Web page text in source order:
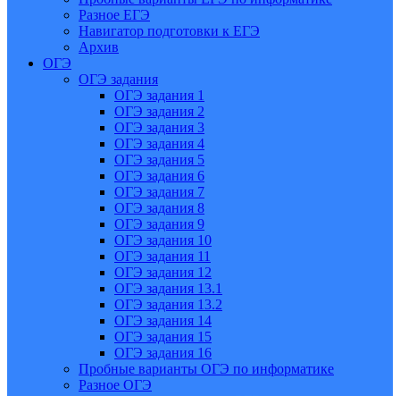
Разное ЕГЭ
Навигатор подготовки к ЕГЭ
Архив
ОГЭ
ОГЭ задания
ОГЭ задания 1
ОГЭ задания 2
ОГЭ задания 3
ОГЭ задания 4
ОГЭ задания 5
ОГЭ задания 6
ОГЭ задания 7
ОГЭ задания 8
ОГЭ задания 9
ОГЭ задания 10
ОГЭ задания 11
ОГЭ задания 12
ОГЭ задания 13.1
ОГЭ задания 13.2
ОГЭ задания 14
ОГЭ задания 15
ОГЭ задания 16
Пробные варианты ОГЭ по информатике
Разное ОГЭ